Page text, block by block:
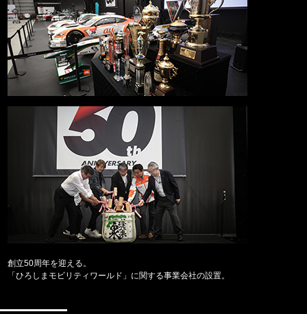
創立50周年を迎える。
「ひろしまモビリティワールド」に関する事業会社の設置。